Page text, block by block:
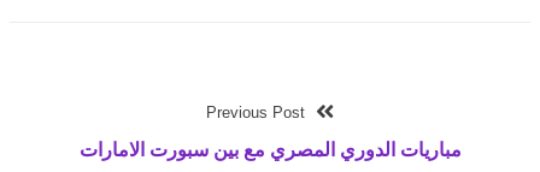
Previous Post
مباريات الدوري المصري مع بين سبورت الامارات